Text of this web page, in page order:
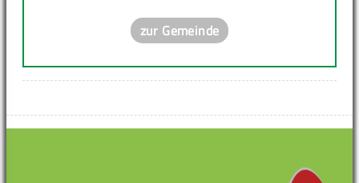
zur Gemeinde